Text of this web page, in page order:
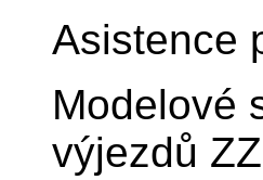
Asistence
Modelové
výjezdů